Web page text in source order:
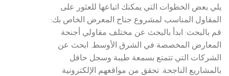
يلي بعض الخطوات التي يمكنك اتباعها للعثور على
المقاول المناسب لمشروع جناح المعرض الخاص بك:
قم بالبحث: ابدأ بالبحث عن مختلف مقاولي أجنحة
المعارض المخصصة في الشرق الأوسط. ابحث عن
الشركات التي تتمتع بسمعة طيبة وسجل حافل
بالمشاريع الناجحة. تحقق من مواقعهم الإلكترونية